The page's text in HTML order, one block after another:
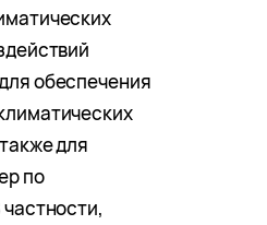
обеспечения
для
по